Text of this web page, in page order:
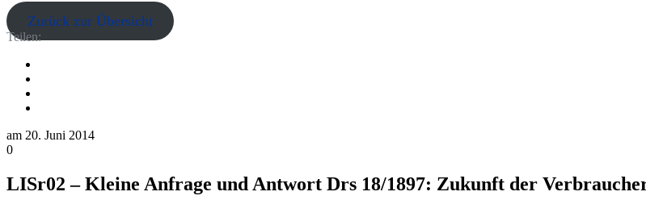
Zurück zur Übersicht
Teilen:
am 20. Juni 2014
0
LISr02 – Kleine Anfrage und Antwort Drs 18/1897: Zukunft der